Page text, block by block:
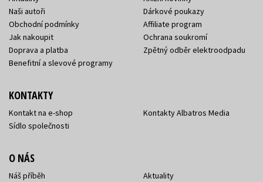
Naši autoři
Obchodní podmínky
Jak nakoupit
Doprava a platba
Benefitní a slevové programy
Dárkové poukazy
Affiliate program
Ochrana soukromí
Zpětný odběr elektroodpadu
KONTAKTY
Kontakt na e-shop
Sídlo společnosti
Kontakty Albatros Media
O NÁS
Náš příběh
Aktuality